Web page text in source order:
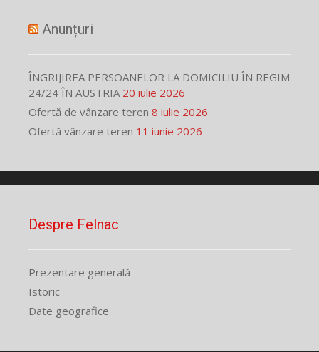
Anunțuri
ÎNGRIJIREA PERSOANELOR LA DOMICILIU ÎN REGIM
24/24 ÎN AUSTRIA 20 iulie 2026
Ofertă de vânzare teren 8 iulie 2026
Ofertă vânzare teren 11 iunie 2026
Despre Felnac
Prezentare generală
Istoric
Date geografice